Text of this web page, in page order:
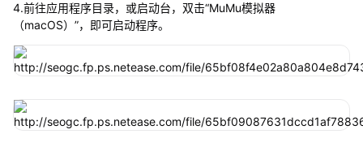
4.前往应用程序目录，或启动台，双击“MuMu模拟器
（macOS）”，即可启动程序。